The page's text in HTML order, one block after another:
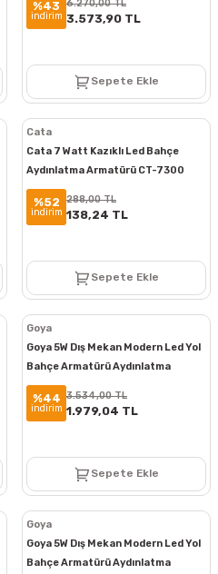
%43
indirim
6.270,00 TL
3.573,90 TL
Sepete Ekle
Cata
Cata 7 Watt Kazıklı Led Bahçe
Aydınlatma Armatürü CT-7300
%52
indirim
288,00 TL
138,24 TL
Sepete Ekle
Goya
Goya 5W Dış Mekan Modern Led Yol
Bahçe Armatürü Aydınlatma
Bollard Aydınlatma GY 6263
%44
indirim
3.534,00 TL
1.979,04 TL
Sepete Ekle
Goya
Goya 5W Dış Mekan Modern Led Yol
Bahçe Armatürü Aydınlatma